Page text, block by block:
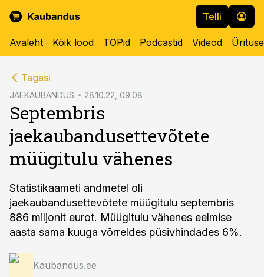
Telli
Avaleht Kõik lood TOPid Podcastid Videod
Tagasi
JAEKAUBANDUS 28.10.22, 09:08
Septembris
jaekaubandusettevõtete
müügitulu vähenes
Statistikaameti andmetel oli
jaekaubandusettevõtete müügitulu septembris
886 miljonit eurot. Müügitulu vähenes eelmise
aasta sama kuuga võrreldes püsivhindades 6%.
Kaubandus.ee